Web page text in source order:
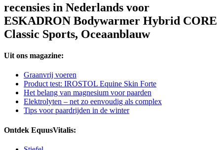
recensies in Nederlands voor
ESKADRON Bodywarmer Hybrid CORE
Classic Sports, Oceaanblauw
Uit ons magazine:
Graanvrij voeren
Product test: IROSTOL Equine Skin Forte
Het belang van magnesium voor paarden
Elektrolyten – net zo eenvoudig als complex
Tips voor paardrijden in de winter
Ontdek EquusVitalis: